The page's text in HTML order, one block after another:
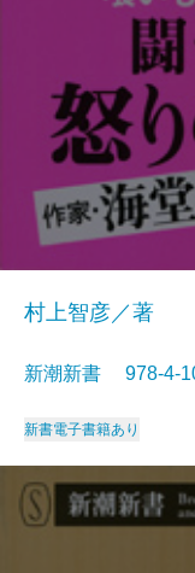
村上智彦／著
新潮新書 978-4-
新書電子書籍あり